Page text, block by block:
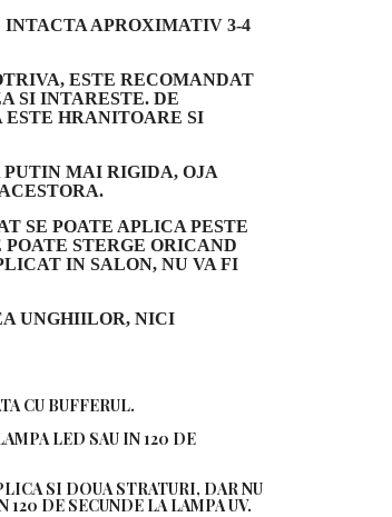
APROXIMATIV 3-4
ESTE RECOMANDAT
SI INTARESTE. DE
HRANITOARE SI
MAI RIGIDA, OJA
SE POATE APLICA PESTE
STERGE ORICAND
IN SALON, NU VA FI
UNGHIILOR, NICI
CU BUFFERUL.
LED SAU IN 120 DE
SI DOUA STRATURI, DAR NU
DE SECUNDE LA LAMPA UV.